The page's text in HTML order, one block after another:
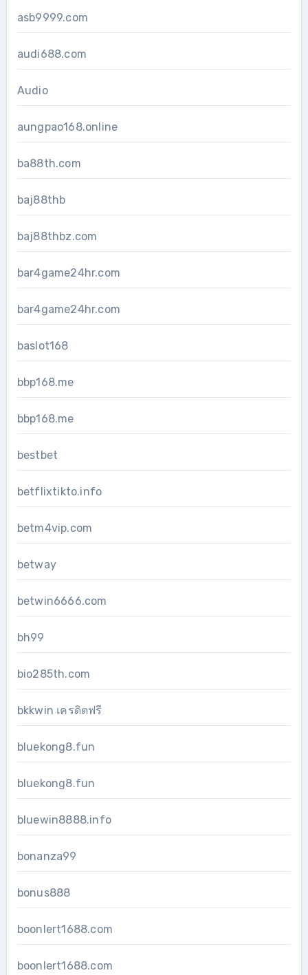
asb9999.com
audi688.com
Audio
aungpao168.online
ba88th.com
baj88thb
baj88thbz.com
bar4game24hr.com
bar4game24hr.com
baslot168
bbp168.me
bbp168.me
bestbet
betflixtikto.info
betm4vip.com
betway
betwin6666.com
bh99
bio285th.com
bkkwin เครดิตฟรี
bluekong8.fun
bluekong8.fun
bluewin8888.info
bonanza99
bonus888
boonlert1688.com
boonlert1688.com